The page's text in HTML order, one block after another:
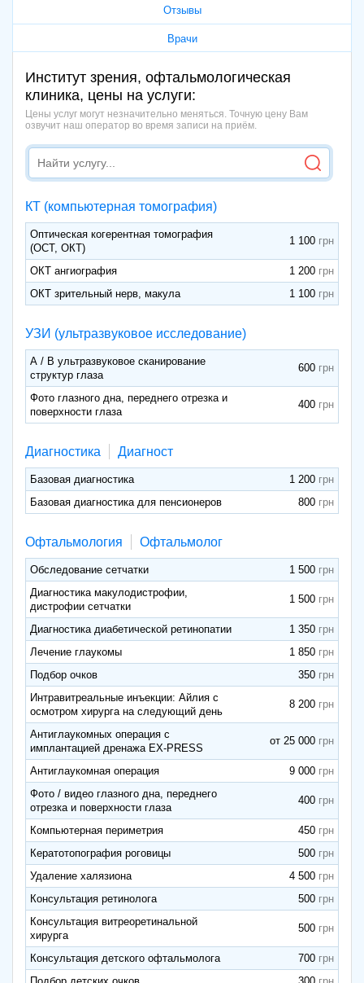
Отзывы
Врачи
Институт зрения, офтальмологическая
клиника, цены на услуги:
Цены услуг могут незначительно меняться. Точную цену Вам
озвучит наш оператор во время записи на приём.
КТ (компьютерная томография)
Оптическая когерентная томография
(ОСТ, ОКТ)
1 100
ОКТ ангиография
1 200
ОКТ зрительный нерв, макула
1 100
УЗИ (ультразвуковое исследование)
А / В ультразвуковое сканирование
структур глаза
600
Фото глазного дна, переднего отрезка и
поверхности глаза
400
Диагностика Диагност
Базовая диагностика
1 200
Базовая диагностика для пенсионеров
800
Офтальмология Офтальмолог
Обследование сетчатки
1 500
Диагностика макулодистрофии,
дистрофии сетчатки
1 500
Диагностика диабетической ретинопатии
1 350
Лечение глаукомы
1 850
Подбор очков
350
Интравитреальные инъекции: Айлия с
осмотром хирурга на следующий день
8 200
Антиглаукомных операция с
имплантацией дренажа EX-PRESS
от 25 000
Антиглаукомная операция
9 000
Фото / видео глазного дна, переднего
отрезка и поверхности глаза
400
Компьютерная периметрия
450
Кератотопография роговицы
500
Удаление халязиона
4 500
Консультация ретинолога
500
Консультация витреоретинальной
хирурга
500
Консультация детского офтальмолога
700